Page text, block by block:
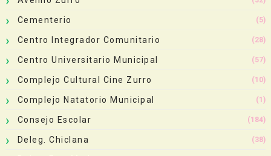
Cementerio (5)
Centro Integrador Comunitario (28)
Centro Universitario Municipal (57)
Complejo Cultural Cine Zurro (10)
Complejo Natatorio Municipal (1)
Consejo Escolar (184)
Deleg. Chiclana (38)